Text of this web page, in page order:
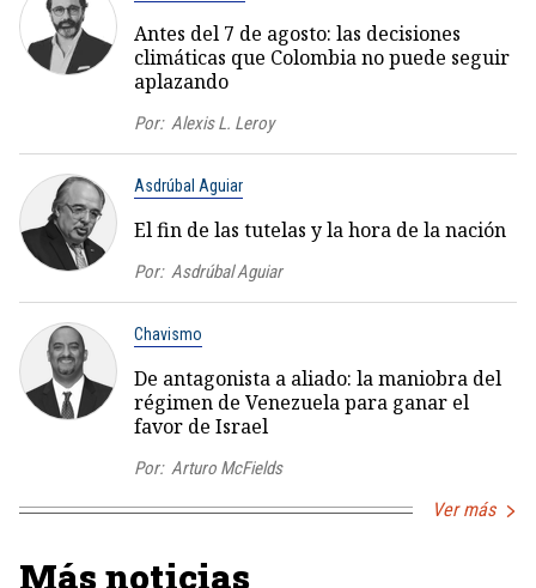
Antes del 7 de agosto: las decisiones
climáticas que Colombia no puede seguir
aplazando
Por: Alexis L. Leroy
Asdrúbal Aguiar
El fin de las tutelas y la hora de la nación
Por: Asdrúbal Aguiar
Chavismo
De antagonista a aliado: la maniobra del
régimen de Venezuela para ganar el
favor de Israel
Por: Arturo McFields
Ver más
Más noticias